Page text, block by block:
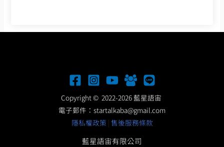
Copyright © 2022-2026 藍星語宙
電子郵件： startalkaba@gmail.com
隱私權政策 | 售後服務條款
藍星語宙有限公司